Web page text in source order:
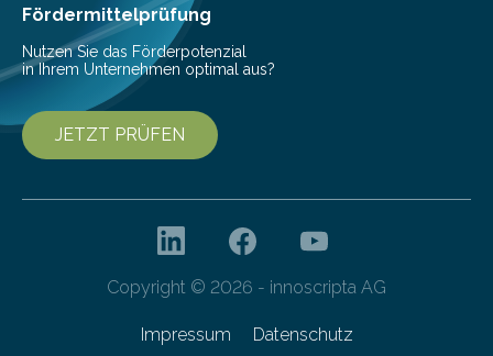
Fördermittelprüfung
Nutzen Sie das Förderpotenzial
in Ihrem Unternehmen optimal aus?
JETZT PRÜFEN
Copyright © 2026 - innoscripta AG
Impressum Datenschutz